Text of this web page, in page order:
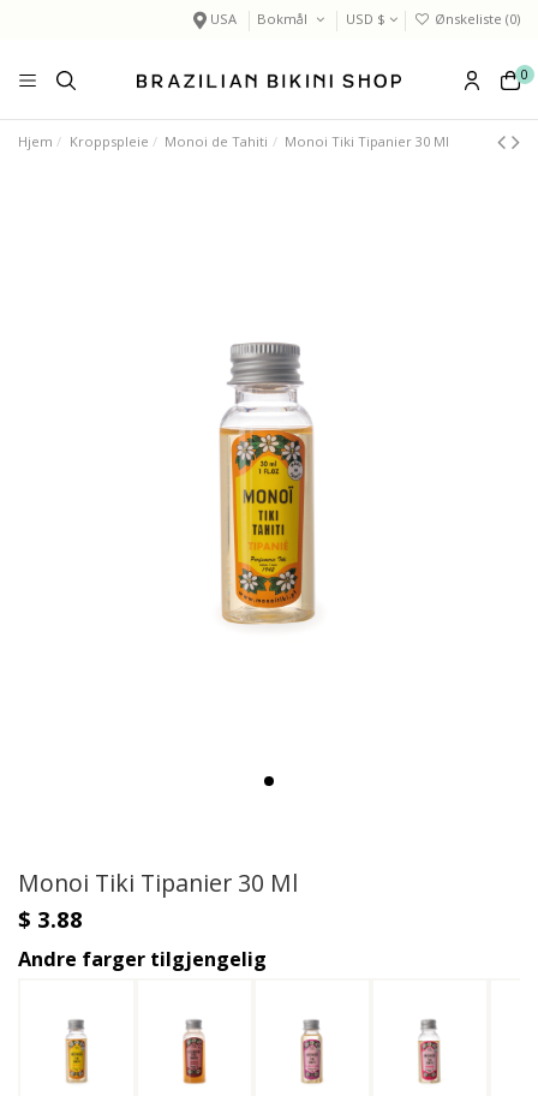
USA Bokmål USD $ Ønskeliste (0)
0
Hjem Kroppspleie Monoi de Tahiti Monoi Tiki Tipanier 30 Ml
Monoi Tiki Tipanier 30 Ml
$ 3.88
Andre farger tilgjengelig